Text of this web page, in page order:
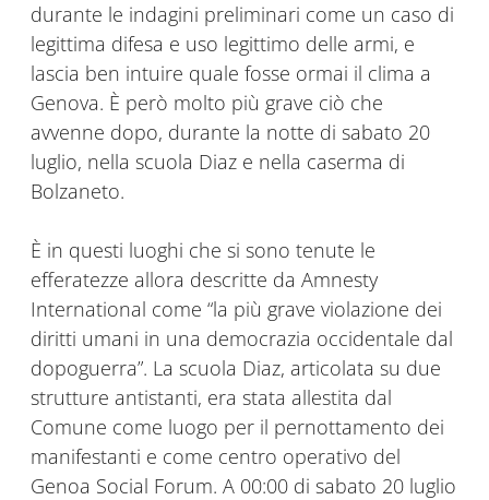
durante le indagini preliminari come un caso di
legittima difesa e uso legittimo delle armi, e
lascia ben intuire quale fosse ormai il clima a
Genova. È però molto più grave ciò che
avvenne dopo, durante la notte di sabato 20
luglio, nella scuola Diaz e nella caserma di
Bolzaneto.
È in questi luoghi che si sono tenute le
efferatezze allora descritte da Amnesty
International come “la più grave violazione dei
diritti umani in una democrazia occidentale dal
dopoguerra”. La scuola Diaz, articolata su due
strutture antistanti, era stata allestita dal
Comune come luogo per il pernottamento dei
manifestanti e come centro operativo del
Genoa Social Forum. A 00:00 di sabato 20 luglio